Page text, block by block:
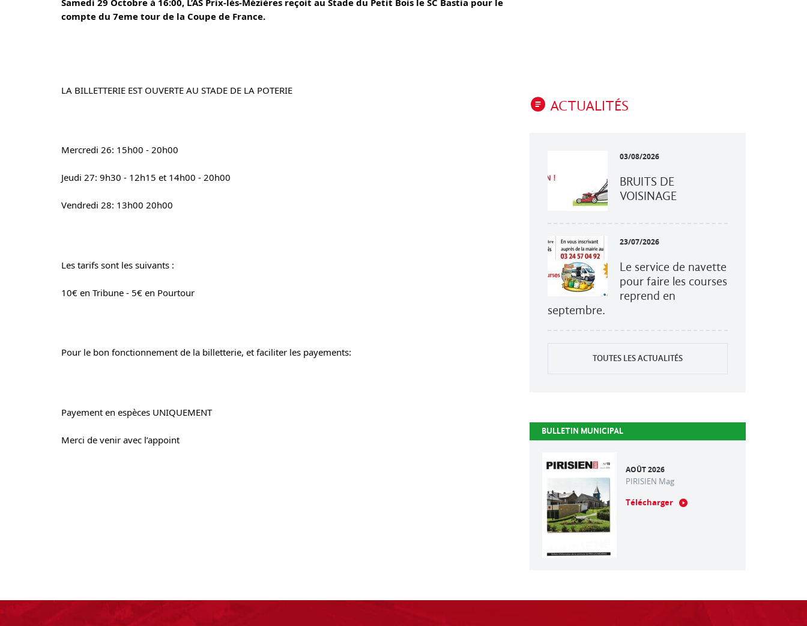
Samedi 29 Octobre à 16:00, L’AS Prix-lès-Mézières reçoit au Stade du Petit Bois le SC Bastia pour le
compte du 7eme tour de la Coupe de France.
LA BILLETTERIE EST OUVERTE AU STADE DE LA POTERIE
Mercredi 26: 15h00 - 20h00
Jeudi 27: 9h30 - 12h15 et 14h00 - 20h00
Vendredi 28: 13h00 20h00
Les tarifs sont les suivants :
10€ en Tribune - 5€ en Pourtour
Pour le bon fonctionnement de la billetterie, et faciliter les payements:
Payement en espèces UNIQUEMENT
Merci de venir avec l’appoint
ACTUALITÉS
03/08/2026
BRUITS DE
VOISINAGE
23/07/2026
Le service de navette
pour faire les courses
reprend en
septembre.
TOUTES LES ACTUALITÉS
BULLETIN MUNICIPAL
AOÛT 2026
PIRISIEN Mag
Télécharger